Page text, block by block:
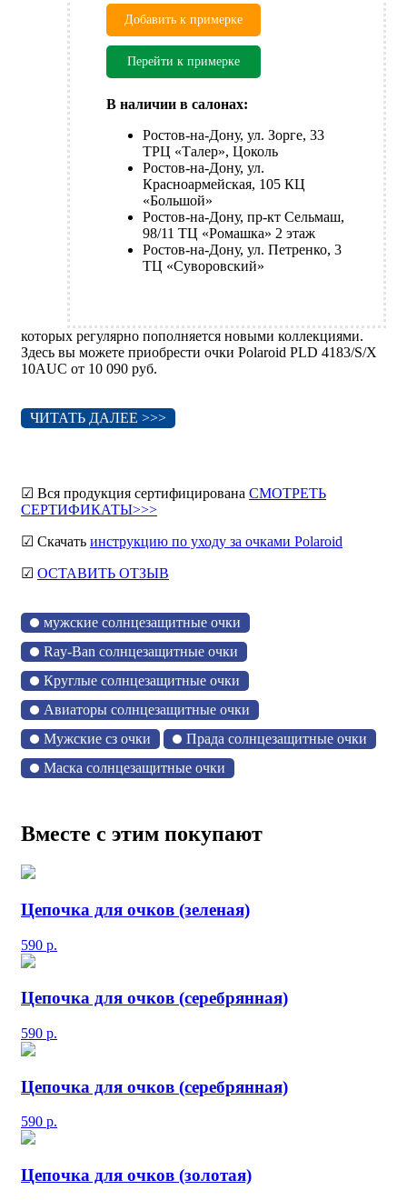
Добавить к примерке
Перейти к примерке
В наличии в салонах:
Ростов-на-Дону, ул. Зорге, 33
ТРЦ «Талер», Цоколь
Ростов-на-Дону, ул.
Красноармейская, 105 КЦ
«Большой»
Ростов-на-Дону, пр-кт Сельмаш,
98/11 ТЦ «Ромашка» 2 этаж
Ростов-на-Дону, ул. Петренко, 3
ТЦ «Суворовский»
которых регулярно пополняется новыми коллекциями.
Здесь вы можете приобрести очки Polaroid PLD 4183/S/X
10AUC от 10 090 руб.
ЧИТАТЬ ДАЛЕЕ >>>
☑ Вся продукция сертифицирована СМОТРЕТЬ
СЕРТИФИКАТЫ>>>
☑ Скачать инструкцию по уходу за очками Polaroid
☑ ОСТАВИТЬ ОТЗЫВ
мужские солнцезащитные очки
Ray-Ban солнцезащитные очки
Круглые солнцезащитные очки
Авиаторы солнцезащитные очки
Мужские сз очки
Прада солнцезащитные очки
Маска солнцезащитные очки
Вместе с этим покупают
Цепочка для очков (зеленая)
590 р.
Цепочка для очков (серебрянная)
590 р.
Цепочка для очков (серебрянная)
590 р.
Цепочка для очков (золотая)